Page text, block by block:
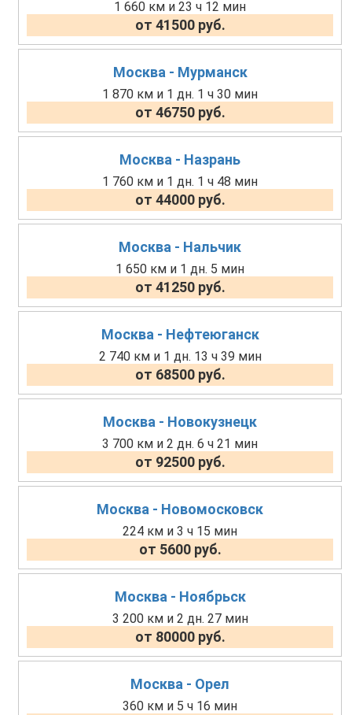
1 660 км и 23 ч 12 мин
от 41500 руб.
Москва - Мурманск
1 870 км и 1 дн. 1 ч 30 мин
от 46750 руб.
Москва - Назрань
1 760 км и 1 дн. 1 ч 48 мин
от 44000 руб.
Москва - Нальчик
1 650 км и 1 дн. 5 мин
от 41250 руб.
Москва - Нефтеюганск
2 740 км и 1 дн. 13 ч 39 мин
от 68500 руб.
Москва - Новокузнецк
3 700 км и 2 дн. 6 ч 21 мин
от 92500 руб.
Москва - Новомосковск
224 км и 3 ч 15 мин
от 5600 руб.
Москва - Ноябрьск
3 200 км и 2 дн. 27 мин
от 80000 руб.
Москва - Орел
360 км и 5 ч 16 мин